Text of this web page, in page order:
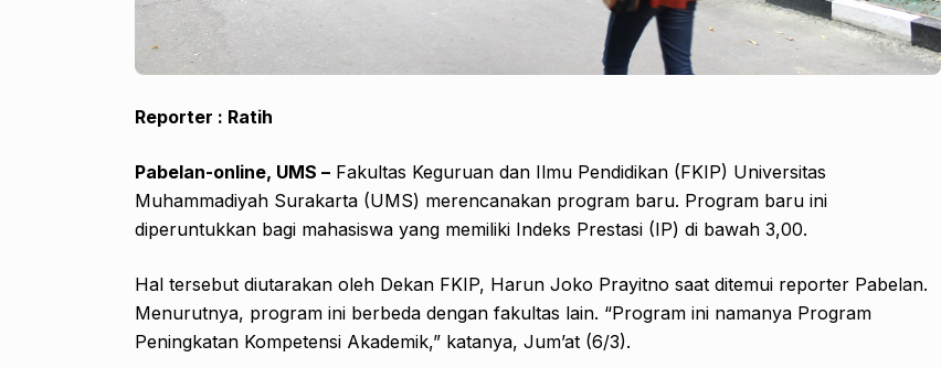
Reporter : Ratih
Pabelan-online, UMS – Fakultas Keguruan dan Ilmu Pendidikan (FKIP) Universitas
Muhammadiyah Surakarta (UMS) merencanakan program baru. Program baru ini
diperuntukkan bagi mahasiswa yang memiliki Indeks Prestasi (IP) di bawah 3,00.
Hal tersebut diutarakan oleh Dekan FKIP, Harun Joko Prayitno saat ditemui reporter Pabelan.
Menurutnya, program ini berbeda dengan fakultas lain. “Program ini namanya Program
Peningkatan Kompetensi Akademik,” katanya, Jum’at (6/3).